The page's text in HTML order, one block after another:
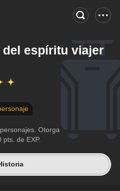
del espíritu viajer
Otorga
pts. de EXP.